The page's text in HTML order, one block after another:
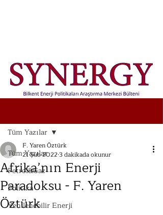
Tüm Yazılar
Petrol&Gaz
Politika
Yenilenebilir Enerji
Tüm Yazılar
Afrika’nın Enerji
Paradoksu - F. Yaren
Öztürk
F. Yaren Öztürk
21 Şub 20223 dakikada okunur